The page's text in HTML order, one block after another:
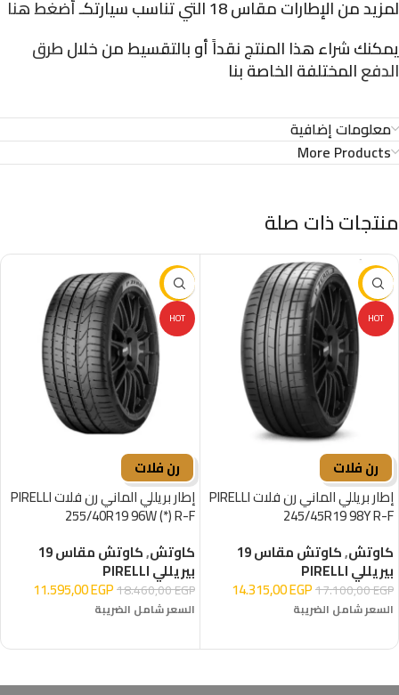
لمزيد من الإطارات مقاس 18 التي تناسب سيارتكـ
أضغط هنا
يمكنك شراء هذا المنتج نقداً أو بالتقسيط من خلالطرق
الدفعالمختلفة الخاصة بنا
معلومات إضافية
More Products
منتجات ذات صلة
-16%
HOT
رن فلات
إطار بريللي الماني رن فلات PIRELLI
245/45R19 98Y R-F
كاوتش,كاوتش مقاس 19
بيريللي PIRELLI
17.100,00EGP
14.315,00EGP
السعر شامل الضريبة
-37%
HOT
رن فلات
إطار بريللي الماني رن فلات PIRELLI
255/40R19 96W (*) R-F
كاوتش,كاوتش مقاس 19
بيريللي PIRELLI
18.460,00EGP
11.595,00EGP
السعر شامل الضريبة